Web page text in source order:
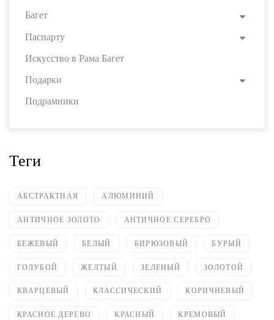
Багет
Паспарту
Искусство в Рама Багет
Подарки
Подрамники
Теги
АБСТРАКТНАЯ АЛЮМИНИЙ
АНТИЧНОЕ ЗОЛОТО АНТИЧНОЕ СЕРЕБРО
БЕЖЕВЫЙ БЕЛЫЙ БИРЮЗОВЫЙ БУРЫЙ
ГОЛУБОЙ ЖЕЛТЫЙ ЗЕЛЕНЫЙ ЗОЛОТОЙ
КВАРЦЕВЫЙ КЛАССИЧЕСКИЙ КОРИЧНЕВЫЙ
КРАСНОЕ ДЕРЕВО КРАСНЫЙ КРЕМОВЫЙ